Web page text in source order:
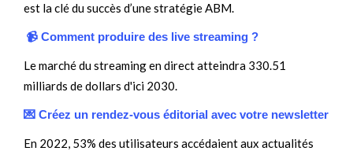
est la clé du succès d’une stratégie ABM.
📹 Comment produire des live streaming ?
Le marché du streaming en direct atteindra 330.51
milliards de dollars d'ici 2030.
💌 Créez un rendez-vous éditorial avec votre newsletter
En 2022, 53% des utilisateurs accédaient aux actualités